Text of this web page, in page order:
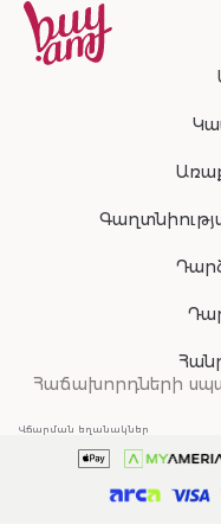
Հաճախորդների
Վճարման եղանակներ